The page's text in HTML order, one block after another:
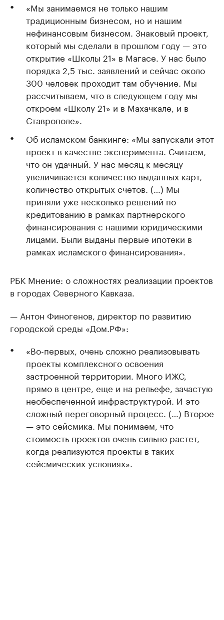
«Мы занимаемся не только нашим
традиционным бизнесом, но и нашим
нефинансовым бизнесом. Знаковый проект,
который мы сделали в прошлом году — это
открытие «Школы 21» в Магасе. У нас было
порядка 2,5 тыс. заявлений и сейчас около
300 человек проходит там обучение. Мы
рассчитываем, что в следующем году мы
откроем «Школу 21» и в Махачкале, и в
Ставрополе».
Об исламском банкинге: «Мы запускали этот
проект в качестве эксперимента. Считаем,
что он удачный. У нас месяц к месяцу
увеличивается количество выданных карт,
количество открытых счетов. (…) Мы
приняли уже несколько решений по
кредитованию в рамках партнерского
финансирования с нашими юридическими
лицами. Были выданы первые ипотеки в
рамках исламского финансирования».
РБК Мнение: о сложностях реализации проектов
в городах Северного Кавказа.
— Антон Финогенов, директор по развитию
городской среды «Дом.РФ»:
«Во-первых, очень сложно реализовывать
проекты комплексного освоения
застроенной территории. Много ИЖС,
прямо в центре, еще и на рельефе, зачастую
необеспеченной инфраструктурой. И это
сложный переговорный процесс. (…) Второе
— это сейсмика. Мы понимаем, что
стоимость проектов очень сильно растет,
когда реализуются проекты в таких
сейсмических условиях».